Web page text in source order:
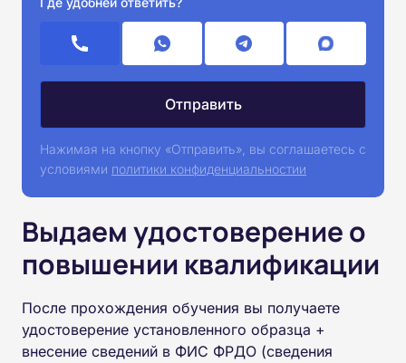
Нажимая на кнопку «Отправить», вы соглашаетесь с
условиями политики конфиденциальностии
Выдаем удостоверение о
повышении квалификации
После прохождения обучения вы получаете
удостоверение установленного образца +
внесение сведений в ФИС ФРДО (сведения